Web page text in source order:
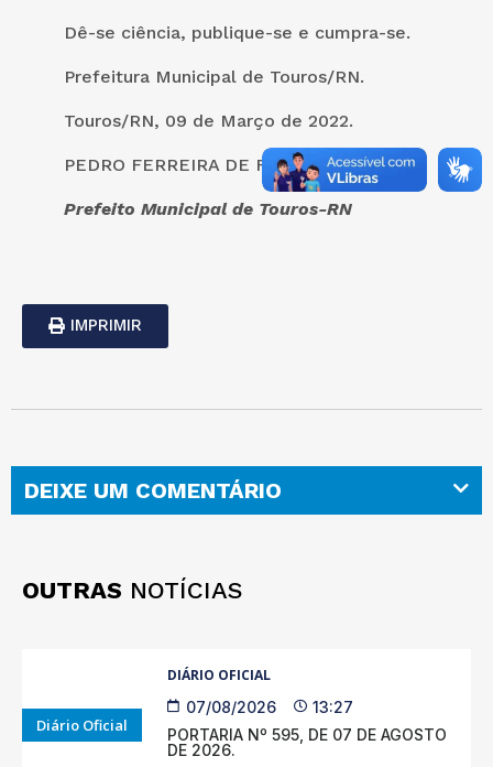
Dê-se ciência, publique-se e cumpra-se.
Prefeitura Municipal de Touros/RN.
Touros/RN, 09 de Março de 2022.
PEDRO FERREIRA DE FARIAS FILHO
Prefeito Municipal de Touros-RN
IMPRIMIR
DEIXE UM COMENTÁRIO
OUTRAS NOTÍCIAS
Diário Oficial
DIÁRIO OFICIAL
07/08/2026
13:27
PORTARIA Nº 595, DE 07 DE AGOSTO
DE 2026.